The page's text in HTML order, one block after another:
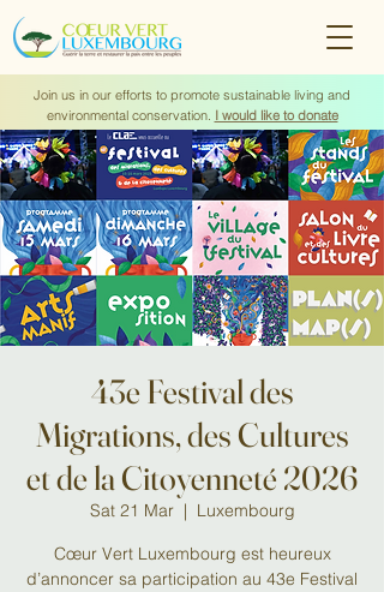
Join us in our efforts to promote sustainable living and
environmental conservation. I would like to donate
43e Festival des
Migrations, des Cultures
et de la Citoyenneté 2026
Sat 21 Mar
  |
Luxembourg
Cœur Vert Luxembourg est heureux
d’annoncer sa participation au 43e Festival